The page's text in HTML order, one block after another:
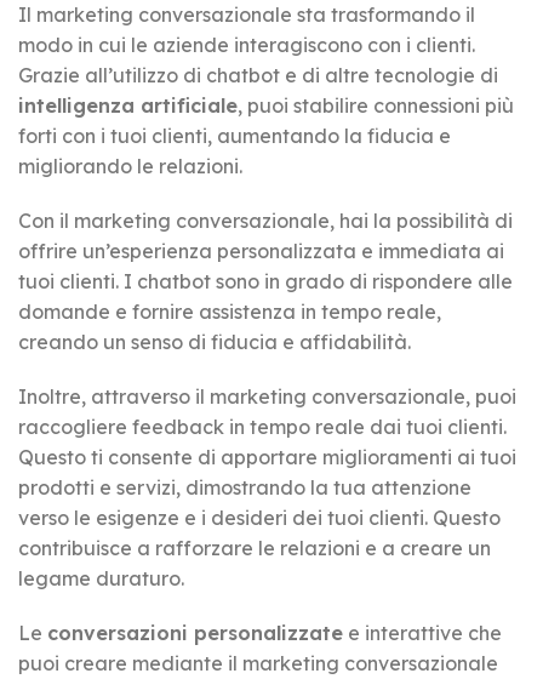
Il marketing conversazionale sta trasformando il
modo in cui le aziende interagiscono con i clienti.
Grazie all’utilizzo di chatbot e di altre tecnologie di
intelligenza artificiale, puoi stabilire connessioni più
forti con i tuoi clienti, aumentando la fiducia e
migliorando le relazioni.
Con il marketing conversazionale, hai la possibilità di
offrire un’esperienza personalizzata e immediata ai
tuoi clienti. I chatbot sono in grado di rispondere alle
domande e fornire assistenza in tempo reale,
creando un senso di fiducia e affidabilità.
Inoltre, attraverso il marketing conversazionale, puoi
raccogliere feedback in tempo reale dai tuoi clienti.
Questo ti consente di apportare miglioramenti ai tuoi
prodotti e servizi, dimostrando la tua attenzione
verso le esigenze e i desideri dei tuoi clienti. Questo
contribuisce a rafforzare le relazioni e a creare un
legame duraturo.
Le conversazioni personalizzate e interattive che
puoi creare mediante il marketing conversazionale